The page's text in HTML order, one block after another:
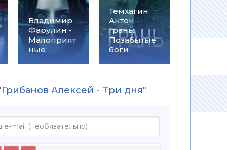
Владимир
Фарулин -
Малоприят
ные
Темхагин
Антон -
Грань:
Позабытые
боги
Алексей - Три дня"